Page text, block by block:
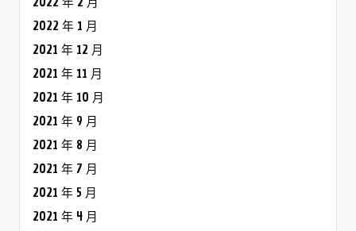
2022 年 1 月
2021 年 12 月
2021 年 11 月
2021 年 10 月
2021 年 9 月
2021 年 8 月
2021 年 7 月
2021 年 5 月
2021 年 4 月